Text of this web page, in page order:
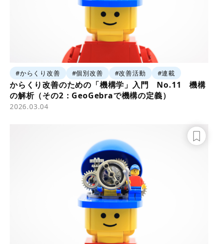
#からくり改善 #個別改善 #改善活動 #連載
からくり改善のための「機構学」入門 No.11 機構
の解析（その2：GeoGebraで機構の定義）
2026.03.04